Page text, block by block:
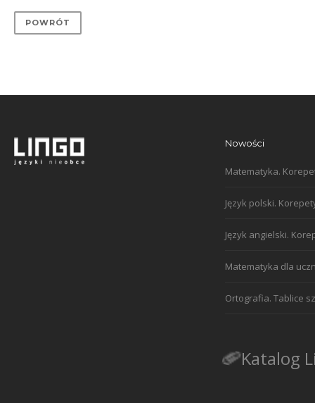
POWRÓT
Nowości
Matematyka.
Język polski.
Język angielski.
Matematyka dla
Ortografia. Tablice
Katalog